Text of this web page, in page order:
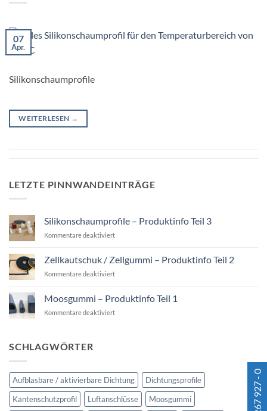
07
Apr.
Silikonschaumprofile
WEITERLESEN →
LETZTE PINNWANDEINTRÄGE
Silikonschaumprofile – Produktinfo Teil 3
Kommentare deaktiviertfür
Produktinfo
Teil
Zellkautschuk / Zellgummi – Produktinfo Teil 2
Kommentare deaktiviertfür
Zellgummi
–
Moosgummi – Produktinfo Teil 1
Kommentare deaktiviertfür
SCHLAGWÖRTER
Aufblasbare / aktivierbare Dichtung
Dichtungsprofile
Kantenschutzprofil
Luftanschlüsse Moosgummi